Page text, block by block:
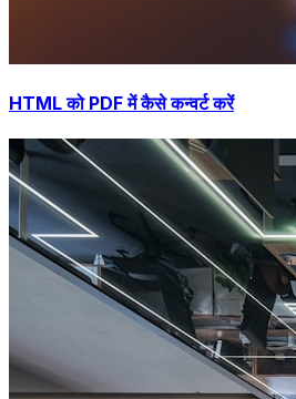
HTML को PDF में कैसे कन्वर्ट करें